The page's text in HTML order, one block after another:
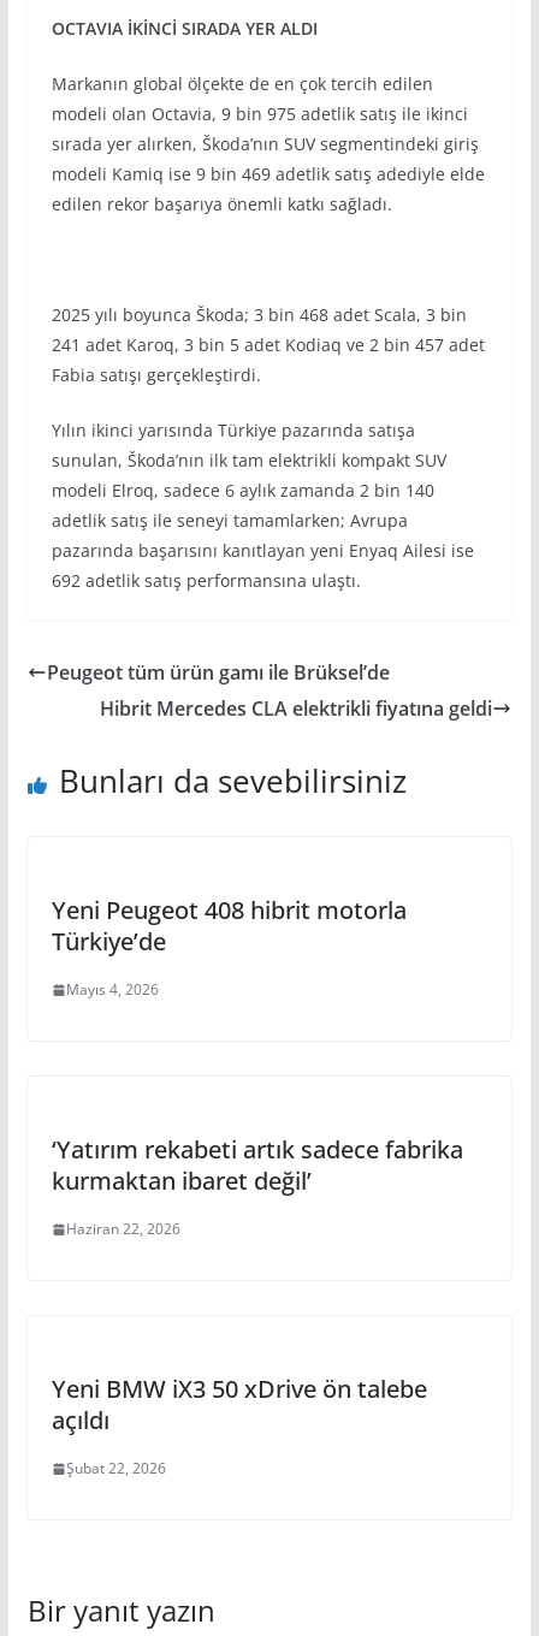
OCTAVIA İKİNCİ SIRADA YER ALDI
Markanın global ölçekte de en çok tercih edilen
modeli olan Octavia, 9 bin 975 adetlik satış ile ikinci
sırada yer alırken, Škoda’nın SUV segmentindeki giriş
modeli Kamiq ise 9 bin 469 adetlik satış adediyle elde
edilen rekor başarıya önemli katkı sağladı.
2025 yılı boyunca Škoda; 3 bin 468 adet Scala, 3 bin
241 adet Karoq, 3 bin 5 adet Kodiaq ve 2 bin 457 adet
Fabia satışı gerçekleştirdi.
Yılın ikinci yarısında Türkiye pazarında satışa
sunulan, Škoda’nın ilk tam elektrikli kompakt SUV
modeli Elroq, sadece 6 aylık zamanda 2 bin 140
adetlik satış ile seneyi tamamlarken; Avrupa
pazarında başarısını kanıtlayan yeni Enyaq Ailesi ise
692 adetlik satış performansına ulaştı.
Peugeot tüm ürün gamı ile Brüksel’de
Hibrit Mercedes CLA elektrikli fiyatına geldi
Bunları da sevebilirsiniz
Yeni Peugeot 408 hibrit motorla
Türkiye’de
Mayıs 4, 2026
‘Yatırım rekabeti artık sadece fabrika
kurmaktan ibaret değil’
Haziran 22, 2026
Yeni BMW iX3 50 xDrive ön talebe
açıldı
Şubat 22, 2026
Bir yanıt yazın